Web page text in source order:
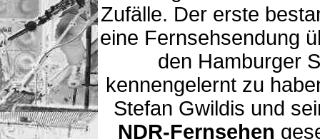
Zufälle. Der erste
eine Fernsehsendung
den Hamburger
kennengelernt zu
Stefan Gwildis und
NDR-Fernsehen